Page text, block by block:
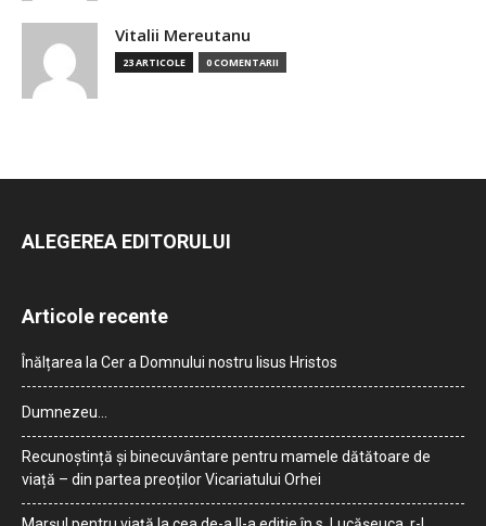
Vitalii Mereutanu
23 ARTICOLE 0 COMENTARII
ALEGEREA EDITORULUI
Articole recente
Înălțarea la Cer a Domnului nostru Iisus Hristos
Dumnezeu…
Recunoștință și binecuvântare pentru mamele dătătoare de
viață – din partea preoților Vicariatului Orhei